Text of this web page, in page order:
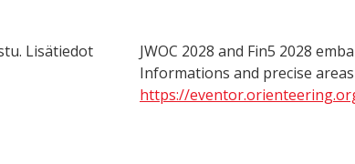
Lisätiedot
JWOC 2028 and Fin5 2028
Informations and precise
https://